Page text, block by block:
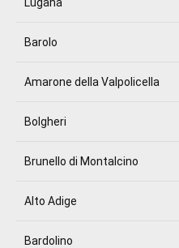
Barolo
Amarone della Valpolicella
Bolgheri
Brunello di Montalcino
Alto Adige
Bardolino